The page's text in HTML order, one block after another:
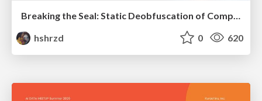
hshrzd
0 620